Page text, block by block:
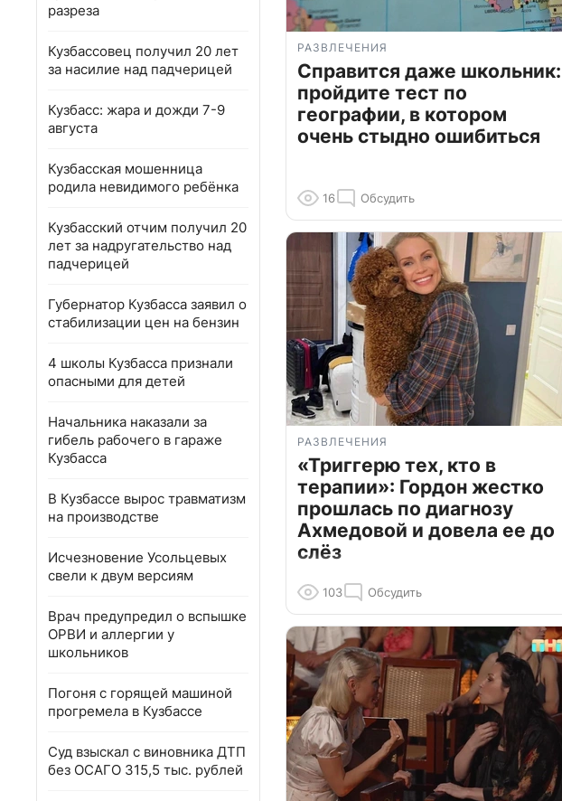
разреза
Кузбассовец получил 20 лет
за насилие над падчерицей
Кузбасс: жара и дожди 7-9
августа
Кузбасская мошенница
родила невидимого ребёнка
Кузбасский отчим получил 20
лет за надругательство над
падчерицей
Губернатор Кузбасса заявил о
стабилизации цен на бензин
4 школы Кузбасса признали
опасными для детей
Начальника наказали за
гибель рабочего в гараже
Кузбасса
В Кузбассе вырос травматизм
на производстве
Исчезновение Усольцевых
свели к двум версиям
Врач предупредил о вспышке
ОРВИ и аллергии у
школьников
Погоня с горящей машиной
прогремела в Кузбассе
Суд взыскал с виновника ДТП
без ОСАГО 315,5 тыс. рублей
РАЗВЛЕЧЕНИЯ
Справится даже школьник:
пройдите тест по
географии, в котором
очень стыдно ошибиться
16 Обсудить
РАЗВЛЕЧЕНИЯ
«Триггерю тех, кто в
терапии»: Гордон жестко
прошлась по диагнозу
Ахмедовой и довела ее до
слёз
103 Обсудить